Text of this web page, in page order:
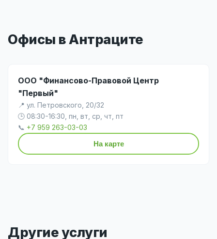
Офисы в Антраците
ООО "Финансово-Правовой Центр
"Первый"
📍 ул. Петровского, 20/32
🕒 08:30-16:30, пн, вт, ср, чт, пт
📞 +7 959 263-03-03
На карте
Другие услуги